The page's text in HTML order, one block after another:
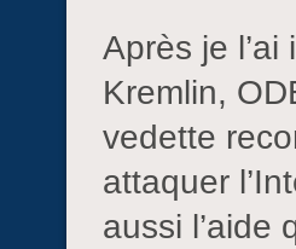
Après je
Kremlin,
vedette
attaquer
aussi l’aide